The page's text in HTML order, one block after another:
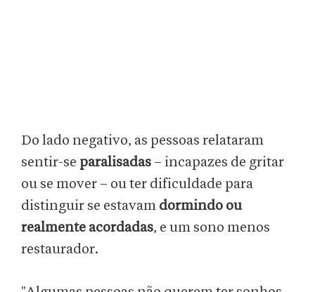
Do lado negativo, as pessoas relataram
sentir-se paralisadas – incapazes de gritar
ou se mover – ou ter dificuldade para
distinguir se estavam dormindo ou
realmente acordadas, e um sono menos
restaurador.